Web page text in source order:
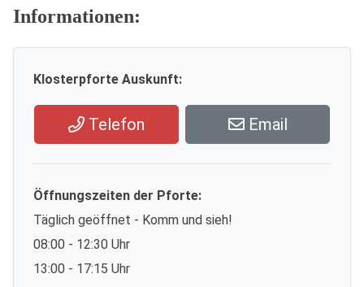
Informationen:
Klosterpforte Auskunft:
Telefon Email
Öffnungszeiten der Pforte:
Täglich geöffnet - Komm und sieh!
08:00 - 12:30 Uhr
13:00 - 17:15 Uhr